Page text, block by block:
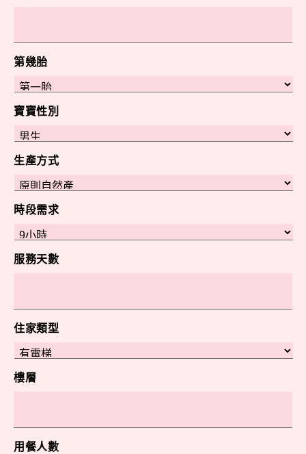
第幾胎
寶寶性別
生產方式
時段需求
服務天數
住家類型
樓層
用餐人數